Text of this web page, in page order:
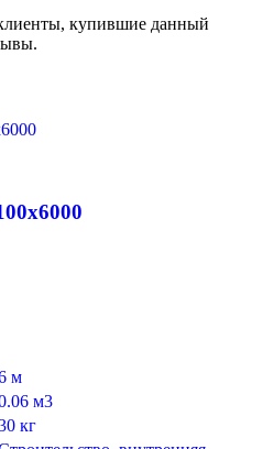
купившие данный
м
м3
кг